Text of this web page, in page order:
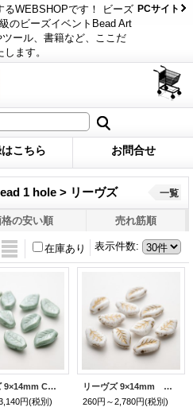
るWEBSHOPです！ ビーズ
のビーズイベントBead Art
ール、書籍など、ここだ
ます。
PCサイト
こちら お問合せ
1 hole > リーヴズ 一覧
の安い順 売れ筋順
表示件数:
在庫あり
リーヴズ 9×14mm CW.ティールラスター Bead Art 39号 安藤潤子さん作品使用
円(税別)
リーヴズ 9×14mm チョークホワイト
260円～2,780円(税別)